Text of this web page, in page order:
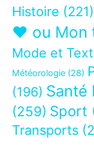
Histoire (221)
❤ ou Mon
Mode et
Météorologie (28)
(196) Santé
(259) Sport
Transports